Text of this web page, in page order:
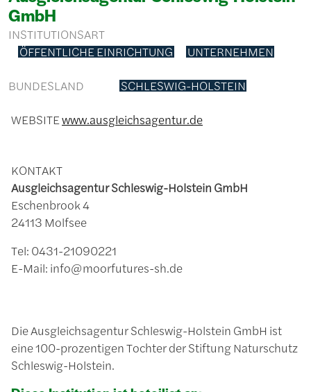
GmbH
INSTITUTIONSART
ÖFFENTLICHE EINRICHTUNG
UNTERNEHMEN
BUNDESLAND SCHLESWIG-HOLSTEIN
WEBSITEwww.ausgleichsagentur.de
KONTAKT
Ausgleichsagentur Schleswig-Holstein GmbH
Eschenbrook 4
24113 Molfsee
Tel: 0431-21090221
E-Mail: info@moorfutures-sh.de
Die Ausgleichsagentur Schleswig-Holstein GmbH ist
eine 100-prozentigen Tochter der Stiftung Naturschutz
Schleswig-Holstein.